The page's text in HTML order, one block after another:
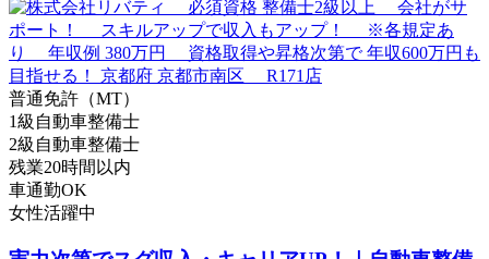
普通免許（MT）
1級自動車整備士
2級自動車整備士
残業20時間以内
車通勤OK
女性活躍中